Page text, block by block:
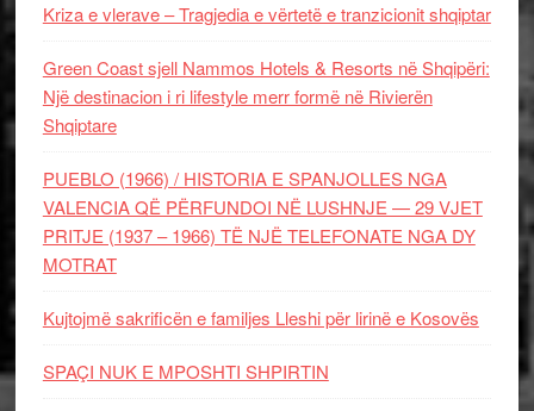
Kriza e vlerave – Tragjedia e vërtetë e tranzicionit shqiptar
Green Coast sjell Nammos Hotels & Resorts në Shqipëri:
Një destinacion i ri lifestyle merr formë në Rivierën
Shqiptare
PUEBLO (1966) / HISTORIA E SPANJOLLES NGA
VALENCIA QË PËRFUNDOI NË LUSHNJE — 29 VJET
PRITJE (1937 – 1966) TË NJË TELEFONATE NGA DY
MOTRAT
Kujtojmë sakrificën e familjes Lleshi për lirinë e Kosovës
SPAÇI NUK E MPOSHTI SHPIRTIN